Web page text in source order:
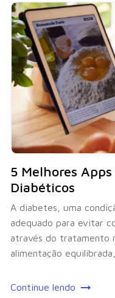
5 Melhores
Diabéticos
A diabetes, uma
adequado para evitar
através do tratamento
alimentação
Continue lendo